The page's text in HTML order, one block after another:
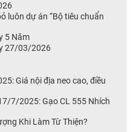
luôn dự án “Bộ tiêu chuẩn
5 Năm
27/03/2026
Giá nội địa neo cao, điều
7/2025: Gạo CL 555 Nhích
Khi Làm Từ Thiện?